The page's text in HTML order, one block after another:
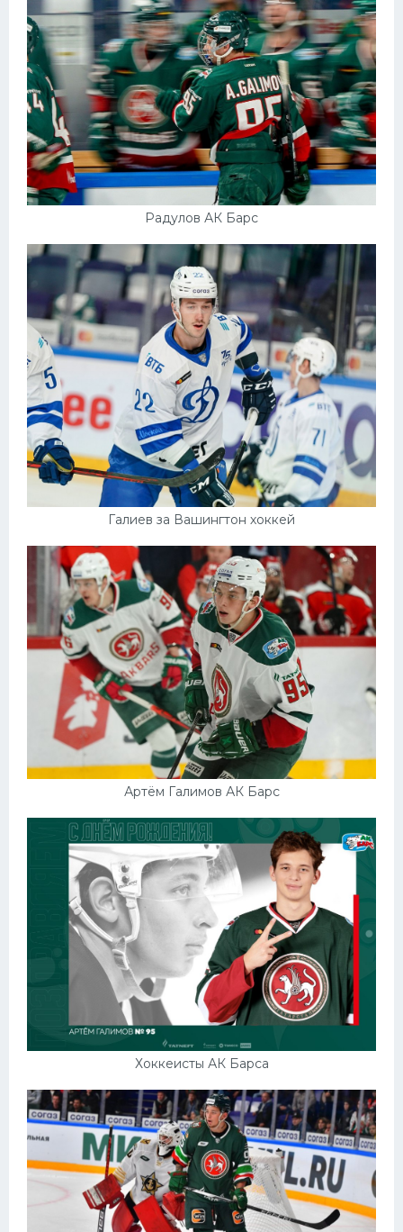
Радулов АК Барс
Галиев за Вашингтон хоккей
Артём Галимов АК Барс
Хоккеисты АК Барса